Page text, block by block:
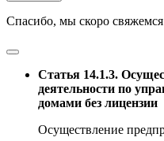
Спасибо, мы скоро
Статья 14.1.3.
деятельности по
домами без лицензии
Осуществление